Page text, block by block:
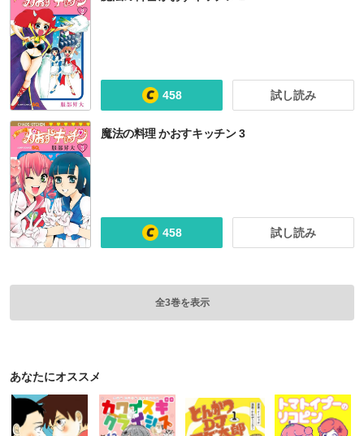
458 試し読み
魔法の料理 かおすキッチン 3
458 試し読み
全3巻を表示
あなたにオススメ